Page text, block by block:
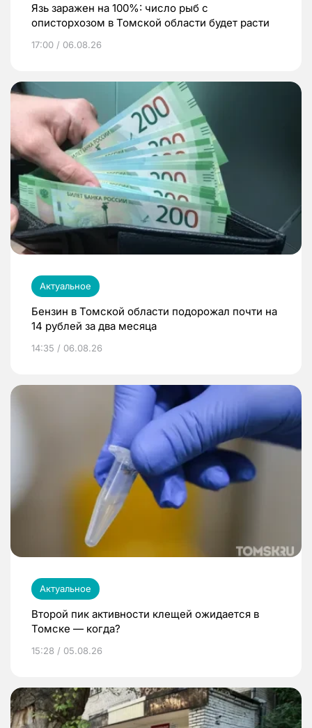
Язь заражен на 100%: число рыб с
описторхозом в Томской области будет расти
17:00 / 06.08.26
Актуальное
Бензин в Томской области подорожал почти на
14 рублей за два месяца
14:35 / 06.08.26
Актуальное
Второй пик активности клещей ожидается в
Томске — когда?
15:28 / 05.08.26